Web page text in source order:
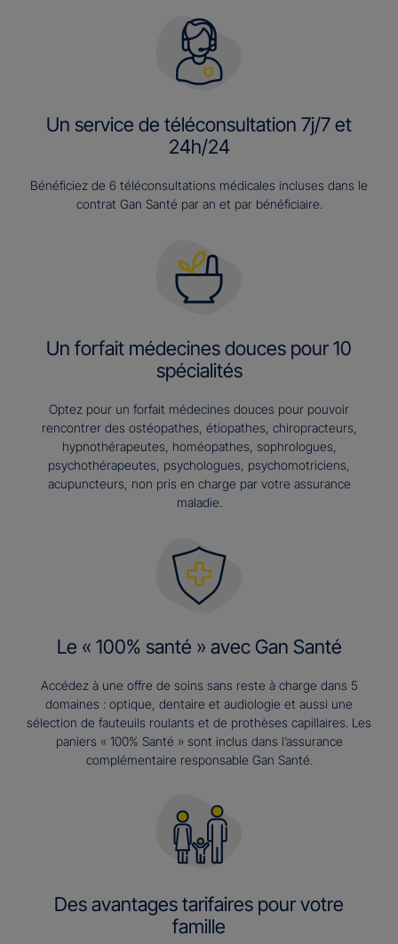
Un service de téléconsultation 7j/7 et
24h/24
Bénéficiez de 6 téléconsultations médicales incluses dans le
contrat Gan Santé par an et par bénéficiaire.
Un forfait médecines douces pour 10
spécialités
Optez pour un forfait médecines douces pour pouvoir
rencontrer des ostéopathes, étiopathes, chiropracteurs,
hypnothérapeutes, homéopathes, sophrologues,
psychothérapeutes, psychologues, psychomotriciens,
acupuncteurs, non pris en charge par votre assurance
maladie.
Le « 100% santé » avec Gan Santé
Accédez à une offre de soins sans reste à charge dans 5
domaines : optique, dentaire et audiologie et aussi une
sélection de fauteuils roulants et de prothèses capillaires. Les
paniers « 100% Santé » sont inclus dans l’assurance
complémentaire responsable Gan Santé.
Des avantages tarifaires pour votre
famille